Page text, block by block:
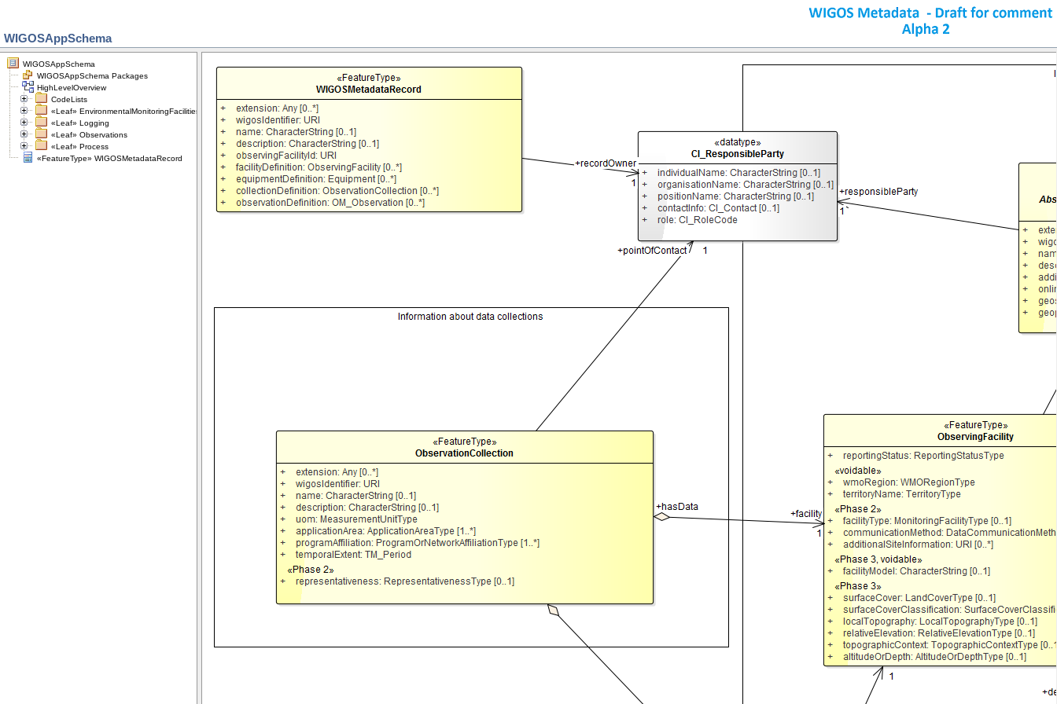
WIGOSAppSchema